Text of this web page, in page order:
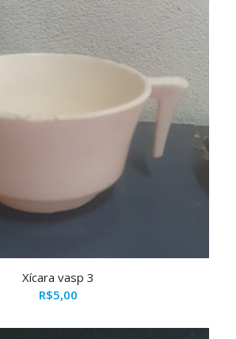
Xícara vasp 3
R$5,00